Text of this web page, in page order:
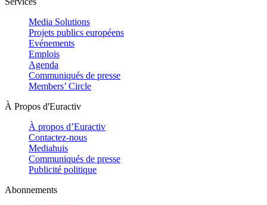
Media Solutions
Projets publics européens
Evénements
Emplois
Agenda
Communiqués de presse
Members’ Circle
À Propos d'Euractiv
À propos d’Euractiv
Contactez-nous
Mediahuis
Communiqués de presse
Publicité politique
Abonnements